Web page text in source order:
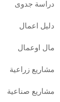
دراسة جدوى
دليل اعمال
مال اوعمال
مشاريع زراعية
مشاريع صناعية